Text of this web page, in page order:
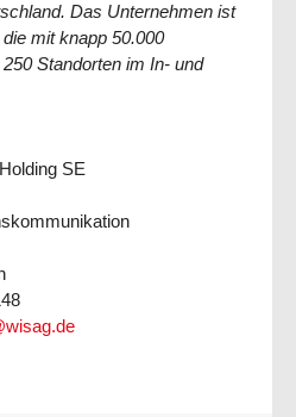
Das Unternehmen ist
mit knapp 50.000
Standorten im In- und
SE